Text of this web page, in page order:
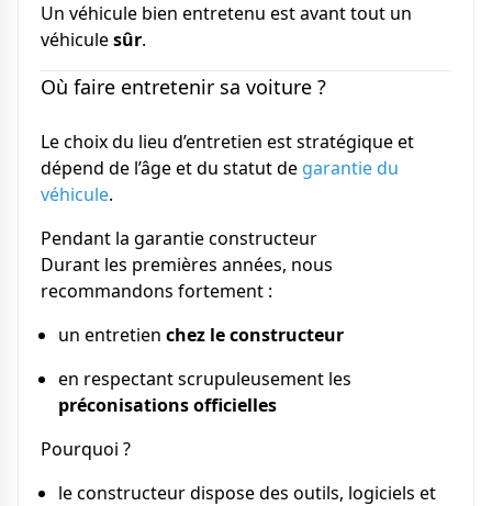
Un véhicule bien entretenu est avant tout un
véhiculesûr.
Où faire entretenir sa voiture ?
Le choix du lieu d’entretien est stratégique et
dépend de l’âge et du statut de garantie du
véhicule.
Pendant la garantie constructeur
Durant les premières années, nous
recommandons fortement :
un entretien chez le constructeur
en respectant scrupuleusement les
préconisations officielles
Pourquoi ?
le constructeur dispose des outils, logiciels et